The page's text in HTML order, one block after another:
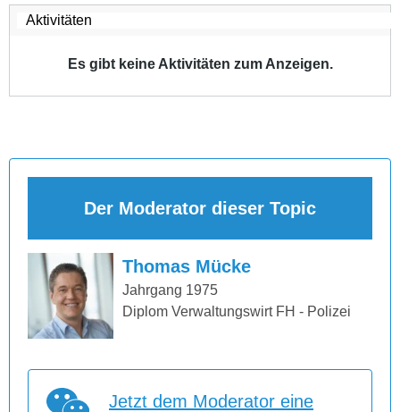
Es gibt keine Aktivitäten zum Anzeigen.
Der Moderator dieser Topic
Thomas Mücke
Jahrgang 1975
Diplom Verwaltungswirt FH - Polizei
Jetzt dem Moderator eine